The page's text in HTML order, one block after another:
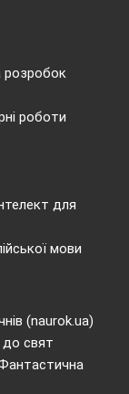
розробок
роботи
для
мови
(naurok.ua)
до свят